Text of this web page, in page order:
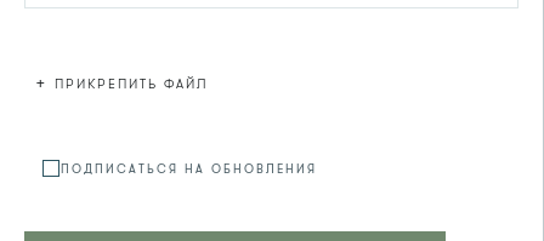
+ ПРИКРЕПИТЬ ФАЙЛ
ПОДПИСАТЬСЯ НА ОБНОВЛЕНИЯ